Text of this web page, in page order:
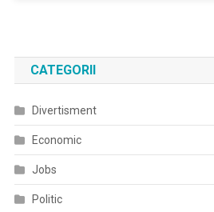
CATEGORII
Divertisment
Economic
Jobs
Politic